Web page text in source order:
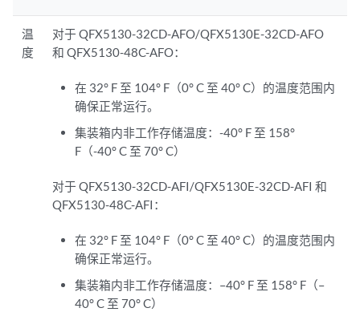
温
度
对于 QFX5130-32CD-AFO/QFX5130E-32CD-AFO
和 QFX5130-48C-AFO：
在 32° F 至 104° F（0° C 至 40° C）的温度范围内
确保正常运行。
集装箱内非工作存储温度：-40° F 至 158°
F（-40° C 至 70° C）
对于 QFX5130-32CD-AFI/QFX5130E-32CD-AFI 和
QFX5130-48C-AFI：
在 32° F 至 104° F（0° C 至 40° C）的温度范围内
确保正常运行。
集装箱内非工作存储温度：–40° F 至 158° F（–
40° C 至 70° C）